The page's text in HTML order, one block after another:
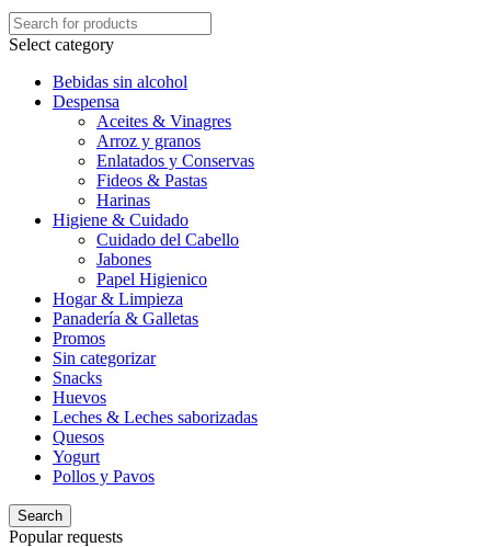
Select category
Bebidas sin alcohol
Despensa
Aceites & Vinagres
Arroz y granos
Enlatados y Conservas
Fideos & Pastas
Harinas
Higiene & Cuidado
Cuidado del Cabello
Jabones
Papel Higienico
Hogar & Limpieza
Panadería & Galletas
Promos
Sin categorizar
Snacks
Huevos
Leches & Leches saborizadas
Quesos
Yogurt
Pollos y Pavos
Search
Popular requests